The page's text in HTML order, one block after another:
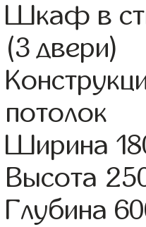
Шкаф в
(3 двери)
потолок
Ширина
Высота
Глубина